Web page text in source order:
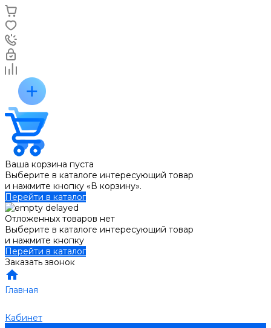
Ваша корзина пуста
Выберите в каталоге интересующий товар
и нажмите кнопку «В корзину».
Перейти в каталог
Отложенных товаров нет
Выберите в каталоге интересующий товар
и нажмите кнопку
Перейти в каталог
Заказать звонок
Главная
Кабинет